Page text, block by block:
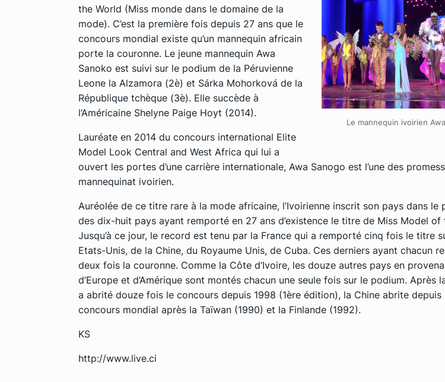
Le mannequin ivoirien
the World (Miss monde dans le domaine de la
mode). C’est la première fois depuis 27 ans que le
concours mondial existe qu’un mannequin africain
porte la couronne. Le jeune mannequin Awa
Sanoko est suivi sur le podium de la Péruvienne
Leone la Alzamora (2è) et Sárka Mohorková de la
République tchèque (3è). Elle succède à
l’Américaine Shelyne Paige Hoyt (2014).
Lauréate en 2014 du concours international Elite
Model Look Central and West Africa qui lui a
ouvert les portes d’une carrière internationale, Awa Sanogo est l’une des
mannequinat ivoirien.
Auréolée de ce titre rare à la mode africaine, l’Ivoirienne inscrit son pays dans le
des dix-huit pays ayant remporté en 27 ans d’existence le titre de Miss Model of
Jusqu’à ce jour, le record est tenu par la France qui a remporté cinq fois le titre
Etats-Unis, de la Chine, du Royaume Unis, de Cuba. Ces derniers ayant chacun
deux fois la couronne. Comme la Côte d’Ivoire, les douze autres pays en
d’Europe et d’Amérique sont montés chacun une seule fois sur le podium. Après
a abrité douze fois le concours depuis 1998 (1ère édition), la Chine abrite
concours mondial après la Taïwan (1990) et la Finlande (1992).
KS
http://www.live.ci